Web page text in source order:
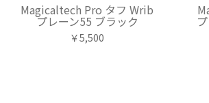
Magicaltech Pro タフ Wrib
プレーン55 ブラック
￥5,500